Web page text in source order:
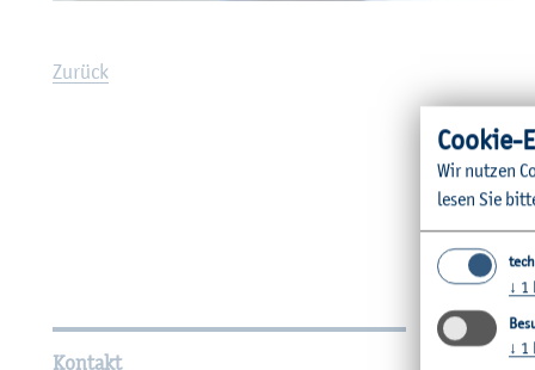
Zu­rück
Wei­ter­füh­ren­de
Kontakt Unsere
Coo­kie-
Wir nut­zen
lesen Sie
↓ 1
↓ 1